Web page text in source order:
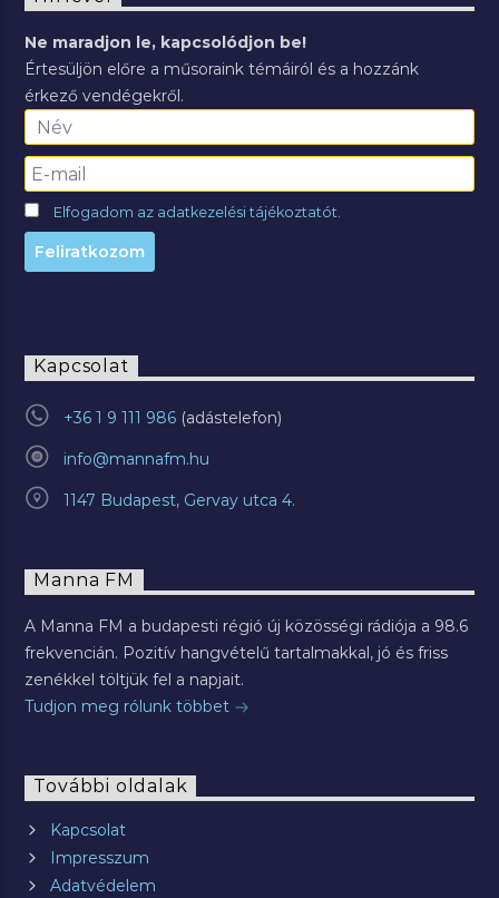
Ne maradjon le, kapcsolódjon be!
Értesüljön előre a műsoraink témáiról és a hozzánk
érkező vendégekről.
Elfogadom az adatkezelési tájékoztatót.
Kapcsolat
+36 1 9 111 986
info@mannafm.hu
1147 Budapest, Gervay utca 4.
Manna FM
A Manna FM a budapesti régió új közösségi rádiója a 98.6
frekvencián. Pozitív hangvételű tartalmakkal, jó és friss
zenékkel töltjük fel a napjait.
Tudjon meg rólunk többet
További oldalak
Kapcsolat
Impresszum
Adatvédelem